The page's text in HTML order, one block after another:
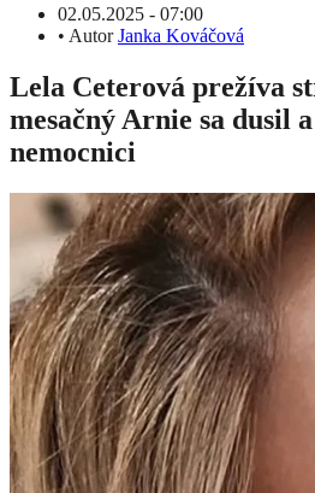
02.05.2025 - 07:00
• AutorJanka Kováčová
Lela Ceterová prežíva
mesačný Arnie sa dusil
nemocnici